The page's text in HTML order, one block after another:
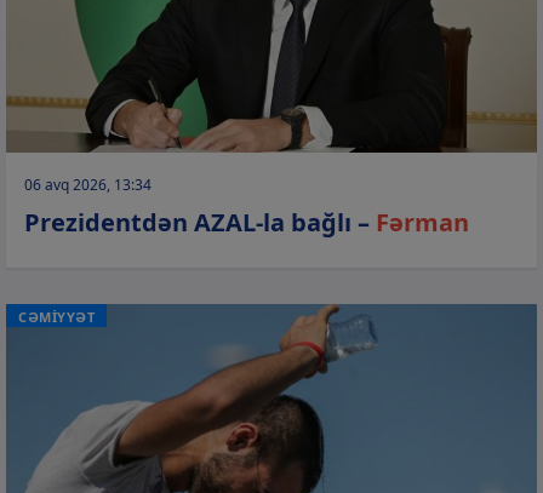
06 avq 2026, 13:34
Prezidentdən AZAL-la bağlı – Fərman
CƏMİYYƏT